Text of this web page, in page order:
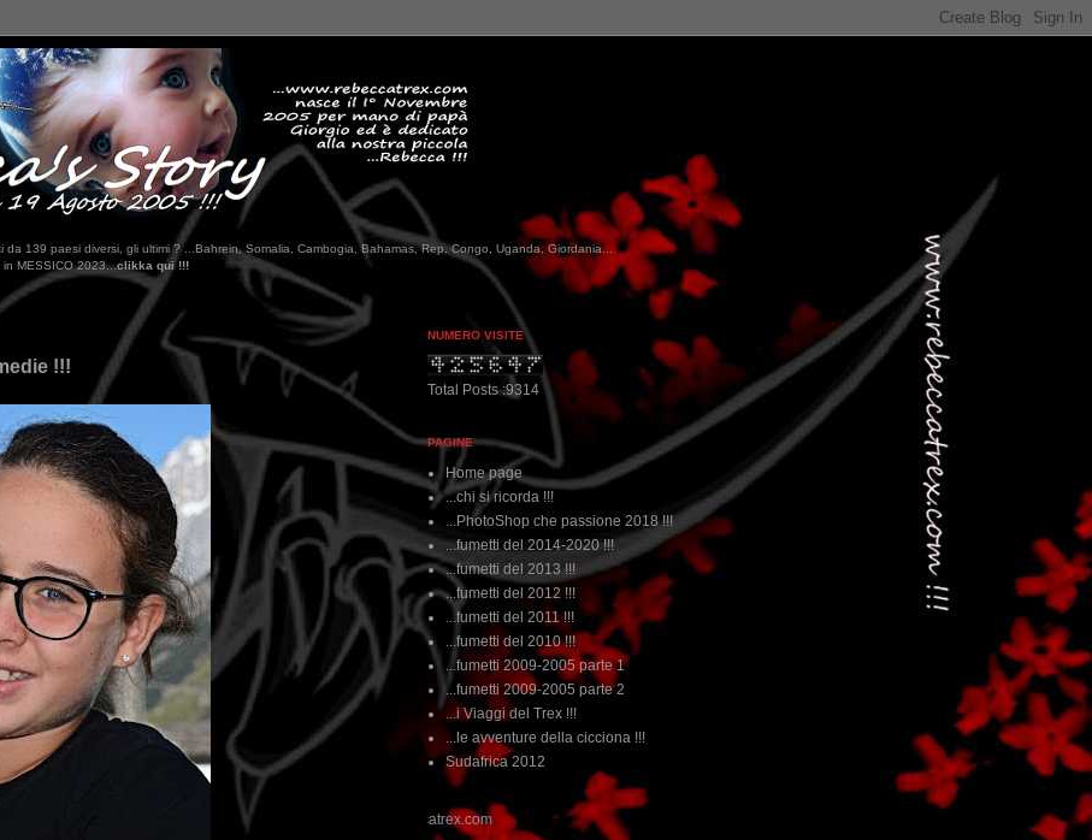
da 139 paesi diversi, gli ultimi ? ...Bahrein, Somalia, Cambogia, Bahamas, Rep. Congo, Uganda, Giordania...
!!!
NUMERO VISITE
Total Posts :9314
PAGINE
Home page
...chi si ricorda !!!
...PhotoShop che passione 2018 !!!
...fumetti del 2014-2020 !!!
...fumetti del 2013 !!!
...fumetti del 2012 !!!
...fumetti del 2011 !!!
...fumetti del 2010 !!!
...fumetti 2009-2005 parte 1
...fumetti 2009-2005 parte 2
...i Viaggi del Trex !!!
...le avventure della cicciona !!!
Sudafrica 2012
...dai non perdere tempo, clikka "qui", c'è il meglio del